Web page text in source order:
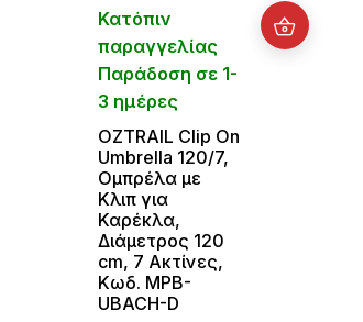
Κατόπιν
παραγγελίας
Παράδοση σε 1-
3 ημέρες
OZTRAIL Clip On
Umbrella 120/7,
Ομπρέλα με
Κλιπ για
Καρέκλα,
Διάμετρος 120
cm, 7 Ακτίνες,
Κωδ. MPB-
UBACH-D